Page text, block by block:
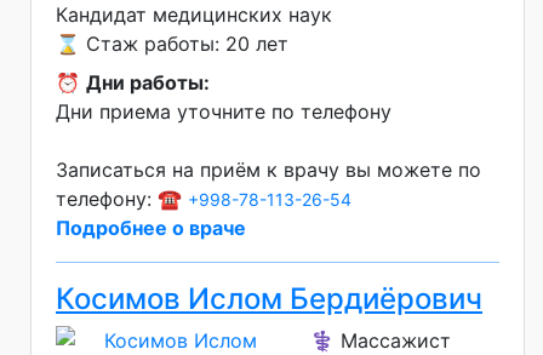
Кандидат медицинских наук
⌛ Стаж работы: 20 лет
⏰ Дни работы:
Дни приема уточните по телефону
Записаться на приём к врачу вы можете по
телефону: ☎️ +998-78-113-26-54
Подробнее о враче
Косимов Ислом Бердиёрович
⚕️ Массажист